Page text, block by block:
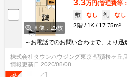
画像：25枚
3.3万円(管理費等
敷
なし 礼
なし
2階
1K 17.75m²
～お電話でのお問い合わせで、より迅
地域密着タウンハウジングまで～
株式会社タウンハウジング東京 聖蹟桜ヶ丘
情報更新日 2026/08/08